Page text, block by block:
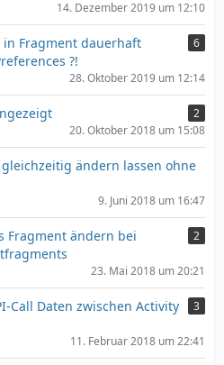
14. Dezember 2019 um 12:10
in Fragment dauerhaft
?!
6
28. Oktober 2019 um 12:14
2
20. Oktober 2018 um 15:08
ändern lassen ohne
9. Juni 2018 um 16:47
Fragment ändern bei
2
23. Mai 2018 um 20:21
Call Daten zwischen Activity
3
11. Februar 2018 um 22:41